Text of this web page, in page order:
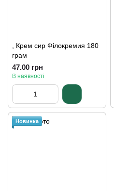
, Крем сир Філокремия 180
грам
47.00 грн
В наявності
Новинка